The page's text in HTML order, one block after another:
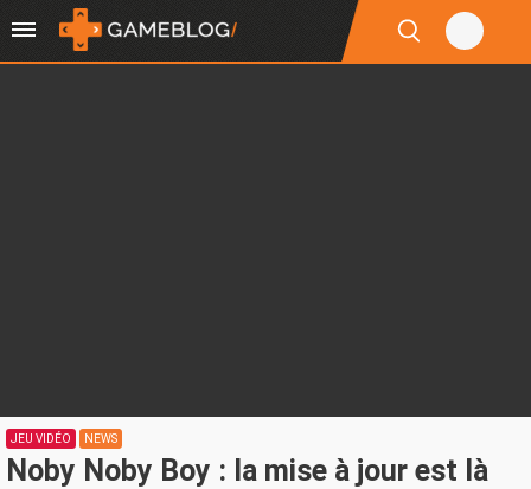
JEU VIDÉO NEWS
Noby Noby Boy : la mise à jour est là